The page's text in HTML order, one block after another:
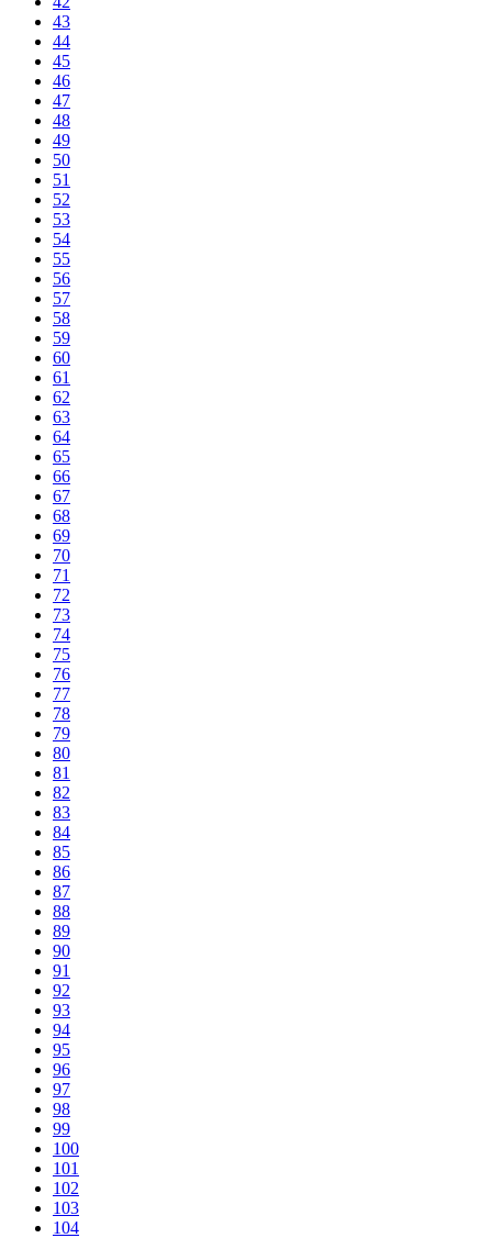
43
44
45
46
47
48
49
50
51
52
53
54
55
56
57
58
59
60
61
62
63
64
65
66
67
68
69
70
71
72
73
74
75
76
77
78
79
80
81
82
83
84
85
86
87
88
89
90
91
92
93
94
95
96
97
98
99
100
101
102
103
104